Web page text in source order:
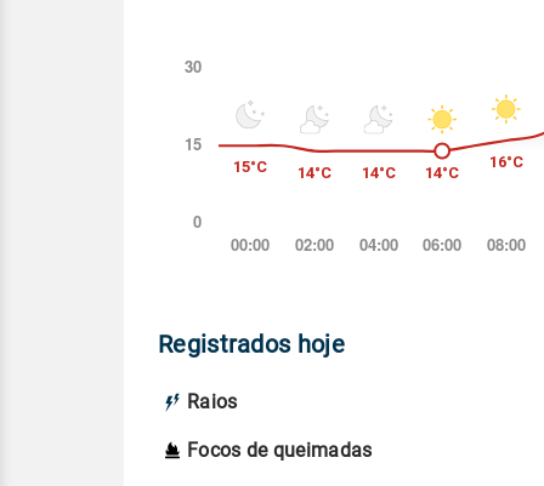
Registrados hoje
Raios
Focos de queimadas